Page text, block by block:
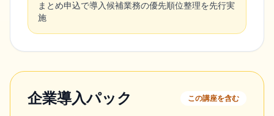
まとめ申込で導入候補業務の優先順位整理を先行実
施
企業導入パック この講座を含む